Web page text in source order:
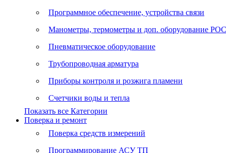
Программное обеспечение, устройства связи
Манометры, термометры и доп. оборудование
Пневматическое оборудование
Трубопроводная арматура
Приборы контроля и розжига пламени
Счетчики воды и тепла
Показать все Категории
Поверка и ремонт
Поверка средств измерений
Программирование АСУ ТП